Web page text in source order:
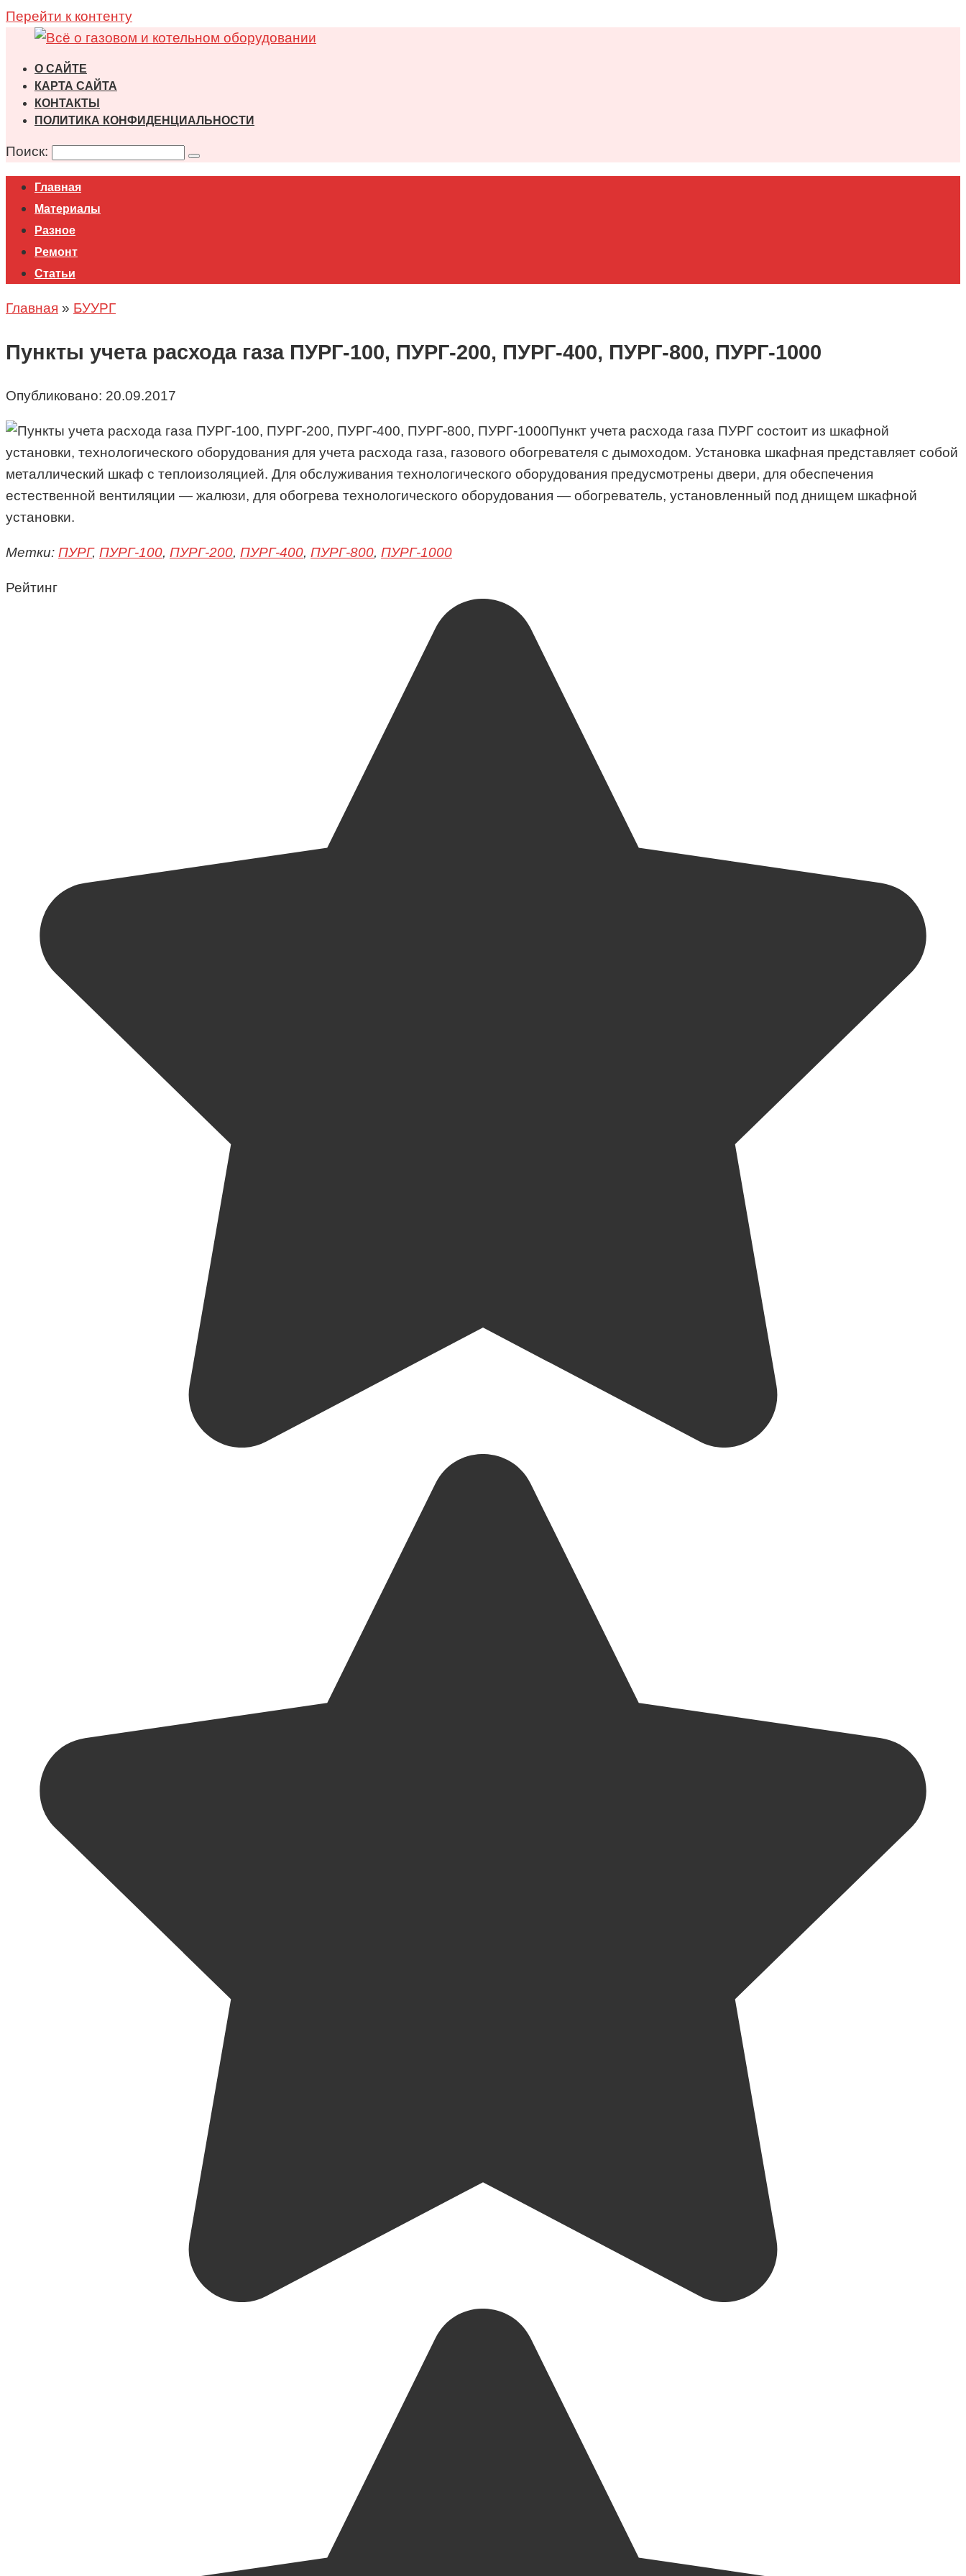
Перейти к контенту
О САЙТЕ
КАРТА САЙТА
КОНТАКТЫ
ПОЛИТИКА КОНФИДЕНЦИАЛЬНОСТИ
Поиск:
Главная
Материалы
Разное
Ремонт
Статьи
Главная » БУУРГ
Пункты учета расхода газа ПУРГ-100, ПУРГ-200, ПУРГ-400, ПУРГ-800, ПУРГ-1000
Опубликовано: 20.09.2017
Пункт учета расхода газа ПУРГ состоит из шкафной
установки, технологического оборудования для учета расхода газа, газового обогревателя с дымоходом. Установка шкафная представляет собой
металлический шкаф с теплоизоляцией. Для обслуживания технологического оборудования предусмотрены двери, для обеспечения
естественной вентиляции — жалюзи, для обогрева технологического оборудования — обогреватель, установленный под днищем шкафной
установки.
Метки: ПУРГ, ПУРГ-100, ПУРГ-200, ПУРГ-400, ПУРГ-800, ПУРГ-1000
Рейтинг